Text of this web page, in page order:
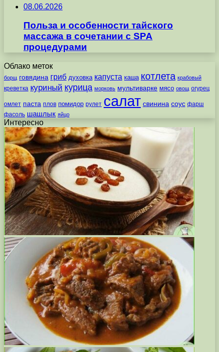
08.06.2026
Польза и особенности тайского
массажа в сочетании с SPA
процедурами
Облако меток
борщ говядина гриб духовка капуста каша котлета крабовый
креветка куриный курица морковь мультиварке мясо овощ огурец
омлет паста плов помидор рулет салат свинина соус фарш
фасоль шашлык яйцо
Интересно